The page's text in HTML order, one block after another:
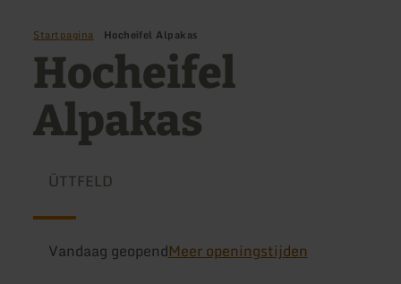
Startpagina Hocheifel Alpakas
Hocheifel
Alpakas
ÜTTFELD
Vandaag geopendMeer openingstijden